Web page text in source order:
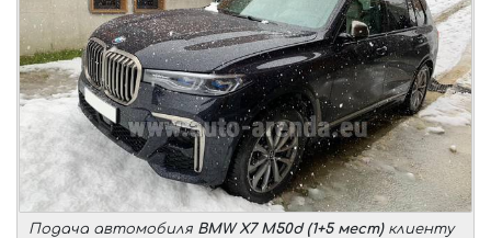
Подача автомобиля BMW X7 M50d (1+5 мест)клиенту